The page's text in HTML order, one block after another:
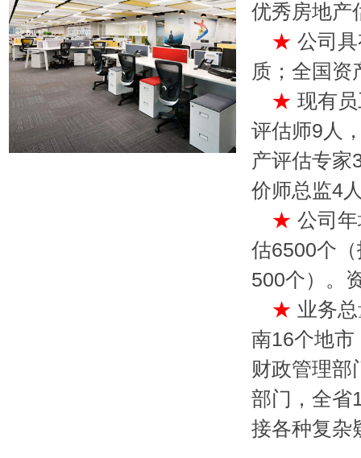
优秀房地产
★ 公司
质；全国资
★ 现有
评估师9人
产评估专家
价师总监4
★ 公司
估6500个
500个）。
★ 业务
南16个地市
财政管理部
部门，全省
接各种复杂